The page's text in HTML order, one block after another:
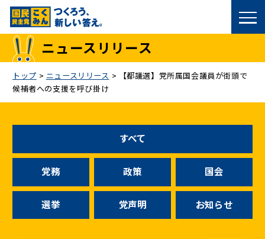
国民民主党トップ
議員
候補者公募
こくみん政治塾
ニュースリリース
トップ > ニュースリリース >
【都議選】党所属国会議員が街頭で
候補者への支援を呼び掛け
すべて
党務 政策 国会
選挙 党声明 お知らせ